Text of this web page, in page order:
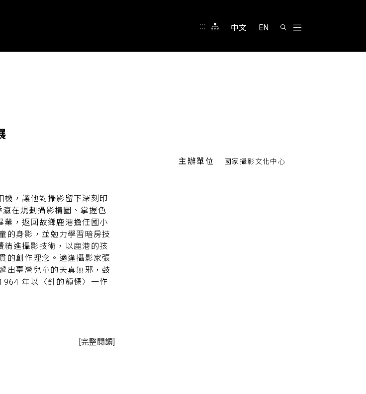
::: 中文 EN
，讓他對攝影留下深刻印
在規劃攝影構圖、掌握色
，返回故鄉鹿港擔任國小
的身影，並勉力學習暗房技
進攝影技術，以鹿港的孩
的創作理念。適逢攝影家張
出臺灣兒童的天真無邪，鼓
年以〈針的顫慄〉一作
，為當時的蘭嶼留下一系列
的「健康寫實主義」，讓
[完整閱讀]
主辦單位 國家攝影文化中心